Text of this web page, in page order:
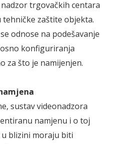
trgovačkih centara
zaštite objekta.
odnose na podešavanje
konfiguriranja
za što je namijenjen.
sustav videonadzora
namjenu i o toj
u blizini moraju biti